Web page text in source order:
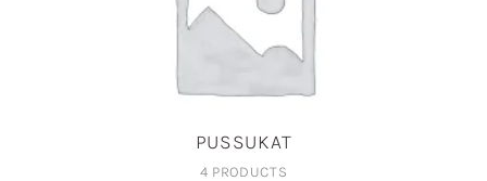
PUSSUKAT
4 PRODUCTS